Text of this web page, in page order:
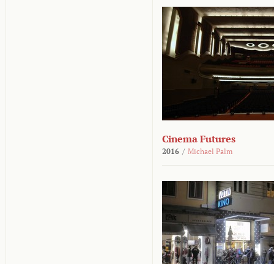
Cinema Futures
2016 / Michael Palm